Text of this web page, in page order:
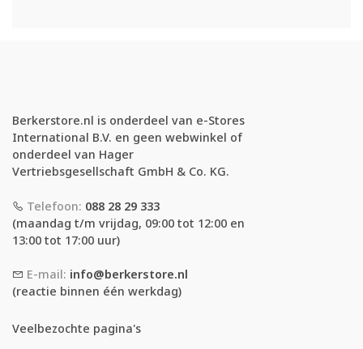
Berkerstore.nl is onderdeel van e-Stores
International B.V. en geen webwinkel of
onderdeel van Hager
Vertriebsgesellschaft GmbH & Co. KG.
Telefoon: 088 28 29 333
(maandag t/m vrijdag, 09:00 tot 12:00 en
13:00 tot 17:00 uur)
E-mail: info@berkerstore.nl
(reactie binnen één werkdag)
Veelbezochte pagina's